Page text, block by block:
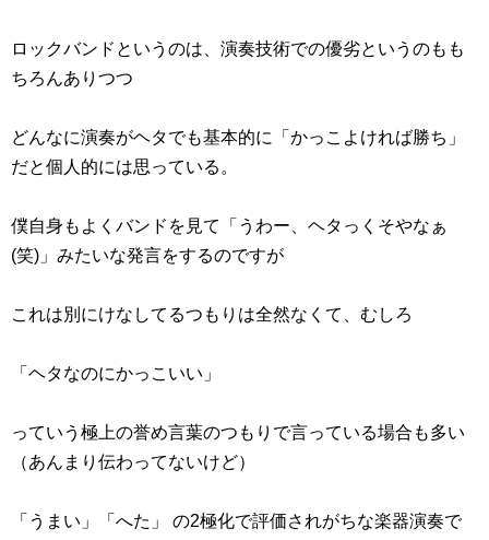
ロックバンドというのは、演奏技術での優劣というのもも
ちろんありつつ
どんなに演奏がヘタでも基本的に「かっこよければ勝ち」
だと個人的には思っている。
僕自身もよくバンドを見て「うわー、ヘタっくそやなぁ
(笑)」みたいな発言をするのですが
これは別にけなしてるつもりは全然なくて、むしろ
「ヘタなのにかっこいい」
っていう極上の誉め言葉のつもりで言っている場合も多い
（あんまり伝わってないけど）
「うまい」「へた」 の2極化で評価されがちな楽器演奏で